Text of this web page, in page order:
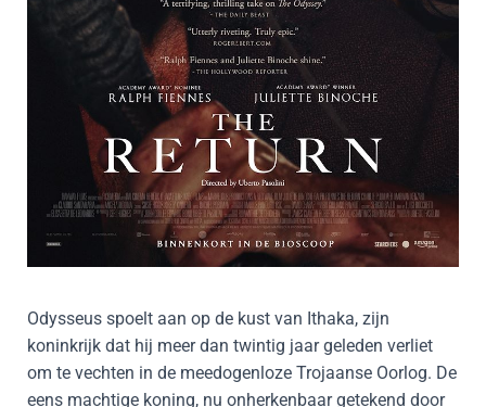
Odysseus spoelt aan op de kust van Ithaka, zijn
koninkrijk dat hij meer dan twintig jaar geleden verliet
om te vechten in de meedogenloze Trojaanse Oorlog. De
eens machtige koning, nu onherkenbaar getekend door